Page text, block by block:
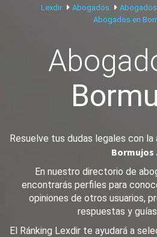
Lexdir Abogados
Abogados
Abogados en
Resuelve tus dudas legales con la
Bormujos
En nuestro directorio de
encontrarás perfiles para
opiniones de otros usuarios,
respuestas y
El Ránking Lexdir te ayudará a